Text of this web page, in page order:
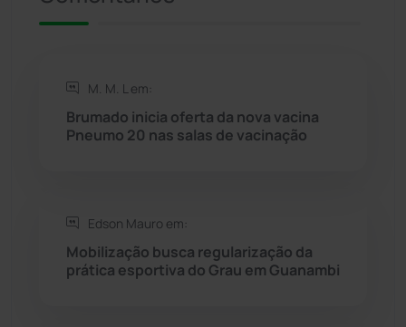
Riacho de Santana
Rio de Contas
Rio do Antônio
Saúde
Seabra (50)
M. M. L em:
Brumado inicia oferta da nova vacina
Pneumo 20 nas salas de vacinação
Edson Mauro em:
Mobilização busca regularização da
prática esportiva do Grau em Guanambi